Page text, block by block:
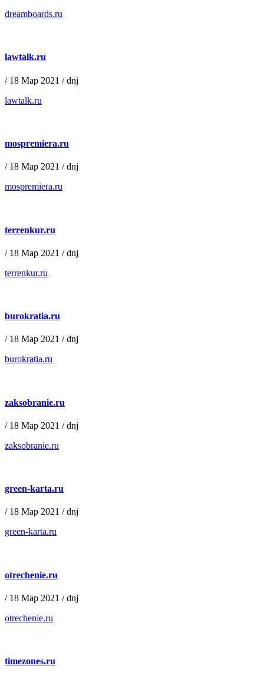
dreamboards.ru
lawtalk.ru
/ 18 Мар 2021 / dnj
lawtalk.ru
mospremiera.ru
/ 18 Мар 2021 / dnj
mospremiera.ru
terrenkur.ru
/ 18 Мар 2021 / dnj
terrenkur.ru
burokratia.ru
/ 18 Мар 2021 / dnj
burokratia.ru
zaksobranie.ru
/ 18 Мар 2021 / dnj
zaksobranie.ru
green-karta.ru
/ 18 Мар 2021 / dnj
green-karta.ru
otrechenie.ru
/ 18 Мар 2021 / dnj
otrechenie.ru
timezones.ru